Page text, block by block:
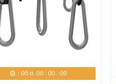
00 d. 00 :00 :00